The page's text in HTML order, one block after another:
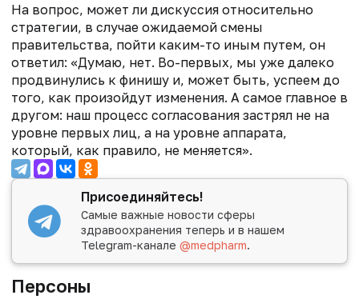
На вопрос, может ли дискуссия относительно
стратегии, в случае ожидаемой смены
правительства, пойти каким-то иным путем, он
ответил: «Думаю, нет. Во-первых, мы уже далеко
продвинулись к финишу и, может быть, успеем до
того, как произойдут изменения. А самое главное в
другом: наш процесс согласования застрял не на
уровне первых лиц, а на уровне аппарата,
который, как правило, не меняется».
Присоединяйтесь!
Самые важные новости сферы
здравоохранения теперь и в нашем
Telegram-канале@medpharm.
Персоны